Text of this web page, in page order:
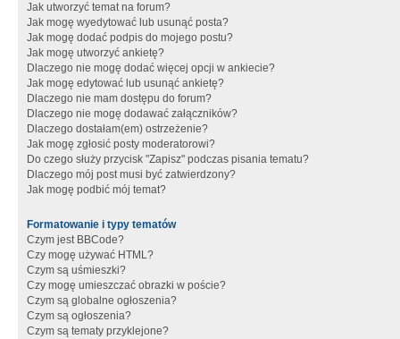
Jak utworzyć temat na forum?
Jak mogę wyedytować lub usunąć posta?
Jak mogę dodać podpis do mojego postu?
Jak mogę utworzyć ankietę?
Dlaczego nie mogę dodać więcej opcji w ankiecie?
Jak mogę edytować lub usunąć ankietę?
Dlaczego nie mam dostępu do forum?
Dlaczego nie mogę dodawać załączników?
Dlaczego dostałam(em) ostrzeżenie?
Jak mogę zgłosić posty moderatorowi?
Do czego służy przycisk "Zapisz" podczas pisania tematu?
Dlaczego mój post musi być zatwierdzony?
Jak mogę podbić mój temat?
Formatowanie i typy tematów
Czym jest BBCode?
Czy mogę używać HTML?
Czym są uśmieszki?
Czy mogę umieszczać obrazki w poście?
Czym są globalne ogłoszenia?
Czym są ogłoszenia?
Czym są tematy przyklejone?